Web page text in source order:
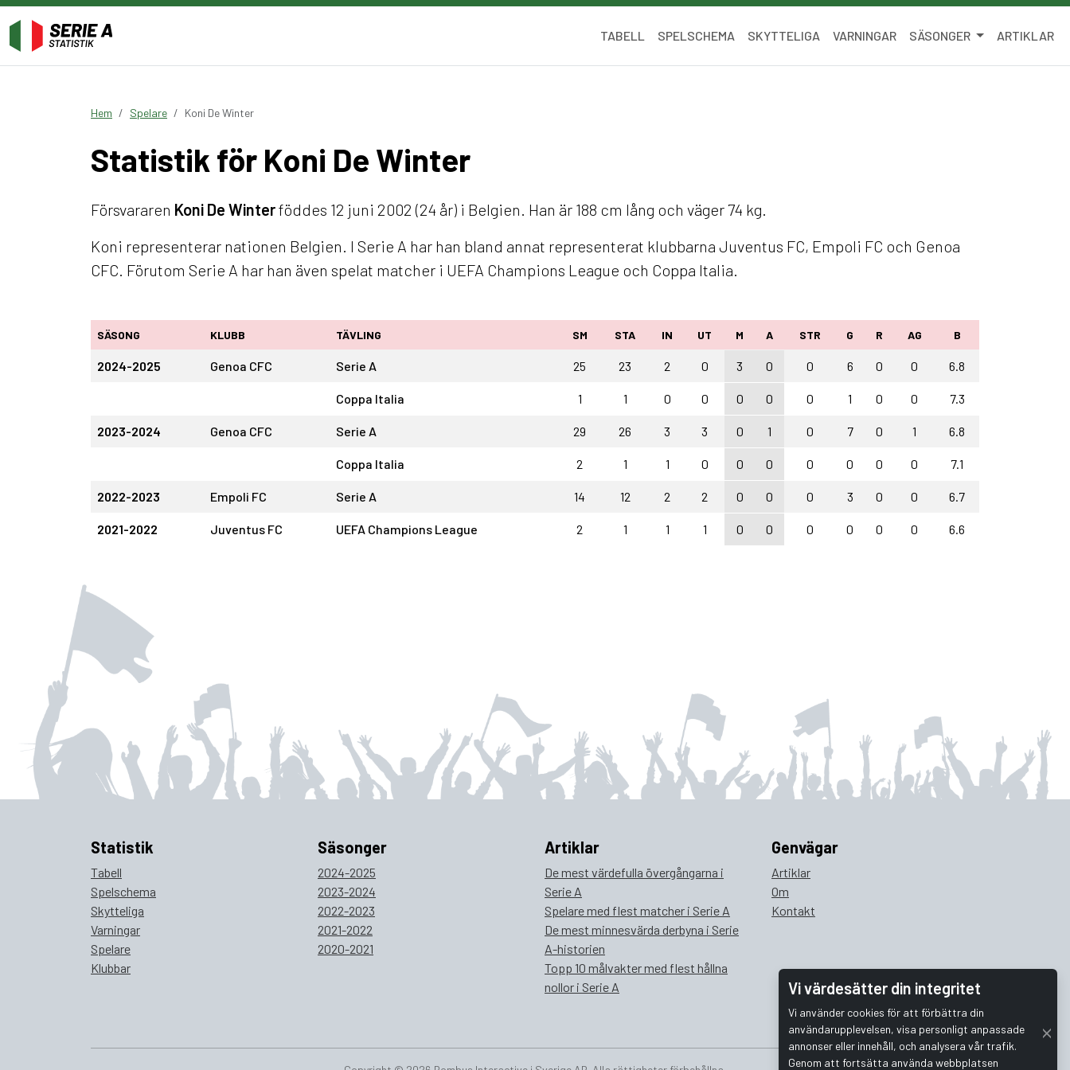
Vi värdesätter din integritet
Vi använder cookies för att förbättra din
användarupplevelsen, visa personligt anpassade
annonser eller innehåll, och analysera vår trafik.
Genom att fortsätta använda webbplatsen
TABELL SPELSCHEMA SKYTTELIGA VARNINGAR SÄSONGER ARTIKLAR
Hem Spelare Koni De Winter
Statistik för Koni De Winter
Försvararen Koni De Winterföddes 12 juni 2002 (24 år) i Belgien. Han är 188 cm lång och väger 74 kg.
Koni representerar nationen Belgien. I Serie A har han bland annat representerat klubbarna Juventus FC, Empoli FC och Genoa
CFC. Förutom Serie A har han även spelat matcher i UEFA Champions League och Coppa Italia.
SÄSONG KLUBB TÄVLING SM STA IN UT M A STR G R AG B
2024-2025 Genoa CFC Serie A 25 23 2 0 3 0 0 6 0 0 6.8
Coppa Italia 1 1 0 0 0 0 0 1 0 0 7.3
2023-2024 Genoa CFC Serie A 29 26 3 3 0 1 0 7 0 1 6.8
Coppa Italia 2 1 1 0 0 0 0 0 0 0 7.1
2022-2023 Empoli FC Serie A 14 12 2 2 0 0 0 3 0 0 6.7
2021-2022 Juventus FC UEFA Champions League 2 1 1 1 0 0 0 0 0 0 6.6
Statistik
Tabell
Spelschema
Skytteliga
Varningar
Spelare
Klubbar
Säsonger
2024-2025
2023-2024
2022-2023
2021-2022
2020-2021
Artiklar
De mest värdefulla övergångarna i
Serie A
Spelare med flest matcher i Serie A
De mest minnesvärda derbyna i Serie
A-historien
Topp 10 målvakter med flest hållna
nollor i Serie A
Genvägar
Artiklar
Om
Kontakt